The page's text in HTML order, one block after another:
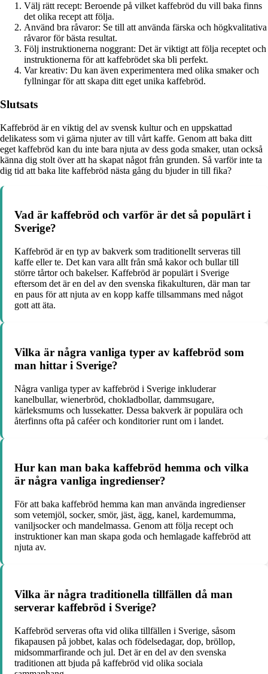
Välj rätt recept: Beroende på vilket kaffebröd du vill baka finns
det olika recept att följa.
Använd bra råvaror: Se till att använda färska och högkvalitativa
råvaror för bästa resultat.
Följ instruktionerna noggrant: Det är viktigt att följa receptet och
instruktionerna för att kaffebrödet ska bli perfekt.
Var kreativ: Du kan även experimentera med olika smaker och
fyllningar för att skapa ditt eget unika kaffebröd.
Slutsats
Kaffebröd är en viktig del av svensk kultur och en uppskattad
delikatess som vi gärna njuter av till vårt kaffe. Genom att baka ditt
eget kaffebröd kan du inte bara njuta av dess goda smaker, utan också
känna dig stolt över att ha skapat något från grunden. Så varför inte ta
dig tid att baka lite kaffebröd nästa gång du bjuder in till fika?
Vad är kaffebröd och varför är det så populärt i
Sverige?
Kaffebröd är en typ av bakverk som traditionellt serveras till
kaffe eller te. Det kan vara allt från små kakor och bullar till
större tårtor och bakelser. Kaffebröd är populärt i Sverige
eftersom det är en del av den svenska fikakulturen, där man tar
en paus för att njuta av en kopp kaffe tillsammans med något
gott att äta.
Vilka är några vanliga typer av kaffebröd som
man hittar i Sverige?
Några vanliga typer av kaffebröd i Sverige inkluderar
kanelbullar, wienerbröd, chokladbollar, dammsugare,
kärleksmums och lussekatter. Dessa bakverk är populära och
återfinns ofta på caféer och konditorier runt om i landet.
Hur kan man baka kaffebröd hemma och vilka
är några vanliga ingredienser?
För att baka kaffebröd hemma kan man använda ingredienser
som vetemjöl, socker, smör, jäst, ägg, kanel, kardemumma,
vaniljsocker och mandelmassa. Genom att följa recept och
instruktioner kan man skapa goda och hemlagade kaffebröd att
njuta av.
Vilka är några traditionella tillfällen då man
serverar kaffebröd i Sverige?
Kaffebröd serveras ofta vid olika tillfällen i Sverige, såsom
fikapausen på jobbet, kalas och födelsedagar, dop, bröllop,
midsommarfirande och jul. Det är en del av den svenska
traditionen att bjuda på kaffebröd vid olika sociala